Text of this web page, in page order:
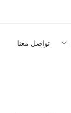
تواصل معنا